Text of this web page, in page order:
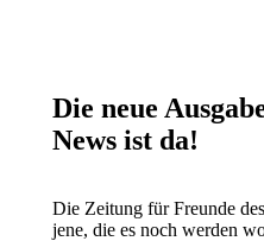
Die neue
News ist da!
Die Zeitung für Freunde
jene, die es noch werden